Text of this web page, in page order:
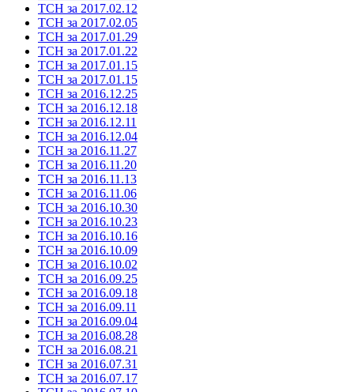
ТСН за 2017.02.12
ТСН за 2017.02.05
ТСН за 2017.01.29
ТСН за 2017.01.22
ТСН за 2017.01.15
ТСН за 2017.01.15
ТСН за 2016.12.25
ТСН за 2016.12.18
ТСН за 2016.12.11
ТСН за 2016.12.04
ТСН за 2016.11.27
ТСН за 2016.11.20
ТСН за 2016.11.13
ТСН за 2016.11.06
ТСН за 2016.10.30
ТСН за 2016.10.23
ТСН за 2016.10.16
ТСН за 2016.10.09
ТСН за 2016.10.02
ТСН за 2016.09.25
ТСН за 2016.09.18
ТСН за 2016.09.11
ТСН за 2016.09.04
ТСН за 2016.08.28
ТСН за 2016.08.21
ТСН за 2016.07.31
ТСН за 2016.07.17